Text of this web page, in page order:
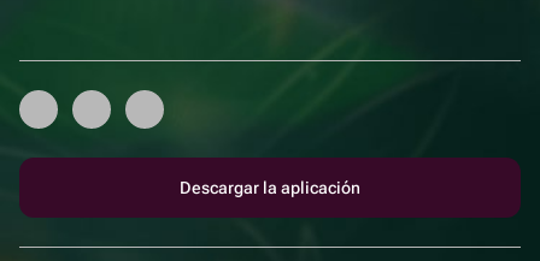
Descargar la aplicación